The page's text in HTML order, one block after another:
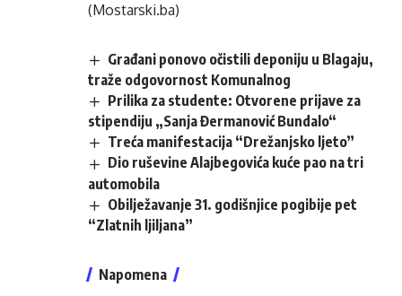
(Mostarski.ba)
Građani ponovo očistili deponiju u Blagaju,
traže odgovornost Komunalnog
Prilika za studente: Otvorene prijave za
stipendiju „Sanja Đermanović Bundalo“
Treća manifestacija “Drežanjsko ljeto”
Dio ruševine Alajbegovića kuće pao na tri
automobila
Obilježavanje 31. godišnjice pogibije pet
“Zlatnih ljiljana”
Napomena